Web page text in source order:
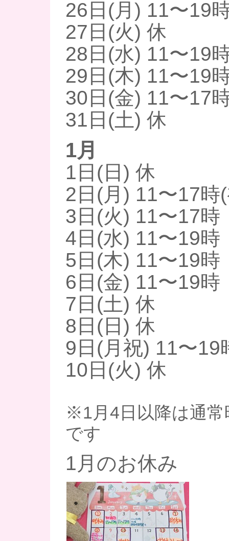
26日(月) 11〜19
27日(火) 休
28日(水) 11〜19
29日(木) 11〜19
30日(金) 11〜17
31日(土) 休
1月
1日(日) 休
2日(月) 11〜17時
3日(火) 11〜17時
4日(水) 11〜19時
5日(木) 11〜19時
6日(金) 11〜19時
7日(土) 休
8日(日) 休
9日(月祝) 11〜19
10日(火) 休
※1月4日以降は通常
です
1月のお休み